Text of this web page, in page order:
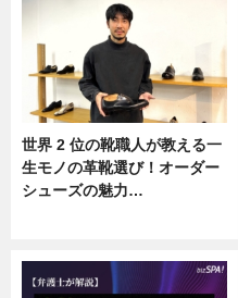
世界 2 位の靴職人が教える一
生モノの革靴選び！オーダー
シューズの魅力…